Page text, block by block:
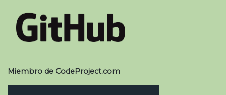
Miembro de CodeProject.com